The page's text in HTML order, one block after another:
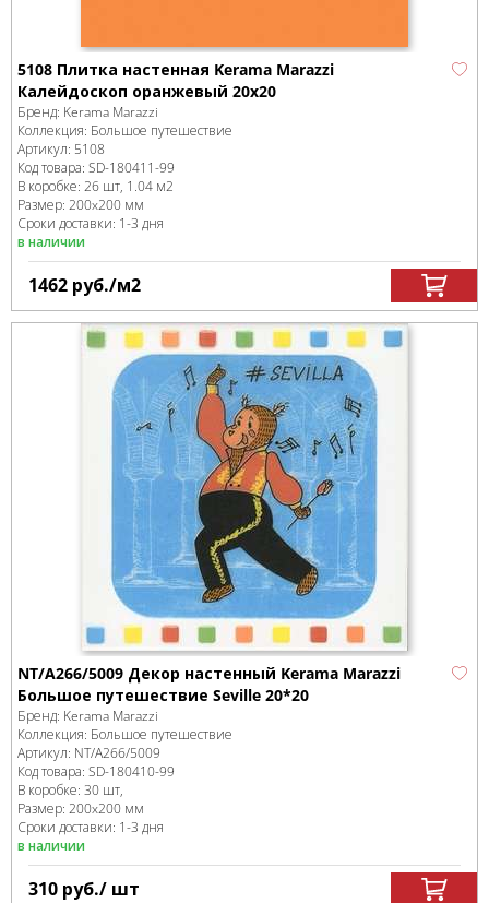
5108 Плитка настенная Kerama Marazzi
Калейдоскоп оранжевый 20х20
Бренд: Kerama Marazzi
Коллекция: Большое путешествие
Артикул: 5108
Код товара: SD-180411-99
В коробке: 26 шт, 1.04 м2
Размер: 200x200 мм
Сроки доставки: 1-3 дня
в наличии
1462 руб./м2
NT/A266/5009 Декор настенный Kerama Marazzi
Большое путешествие Seville 20*20
Бренд: Kerama Marazzi
Коллекция: Большое путешествие
Артикул: NT/A266/5009
Код товара: SD-180410-99
В коробке: 30 шт,
Размер: 200x200 мм
Сроки доставки: 1-3 дня
в наличии
310 руб./ шт